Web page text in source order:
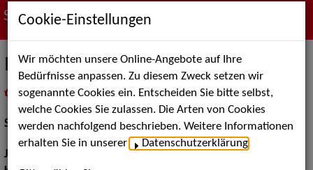
Suche nach Künstler*innen
Inka Wiederspohn
als PDF speichern
inMeine Merklistelegen
Schauspiel:Bühne, Film und TV
Jahrgang:
Cookie-Einstellungen
Wir möchten unsere Online-Angebote auf Ihre
Bedürfnisse anpassen. Zu diesem Zweck setzen wir
sogenannte Cookies ein. Entscheiden Sie bitte selbst,
welche Cookies Sie zulassen. Die Arten von Cookies
werden nachfolgend beschrieben. Weitere Informationen
erhalten Sie in unserer
Datenschutzerklärung